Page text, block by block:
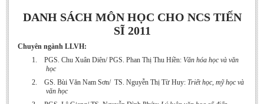
Department of Arts Studies
Images - Events
ACADEMIC
Undergraduate: Regular Degree
DANH SÁCH MÔN HỌC CHO NCS TIẾN
SĨ 2011
Chuyên ngành LLVH:
1.
PGS. Chu Xuân Diên/ PGS. Phan Thị Thu Hiền: Văn hóa học và văn
học
2.
GS. Bùi Văn Nam Sơn/ TS. Nguyễn Thị Từ Huy: Triết học, mỹ học và
văn học